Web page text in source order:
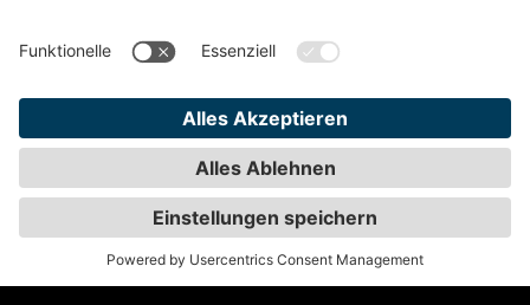
Teilnahmebedingungen
Privatsphäre